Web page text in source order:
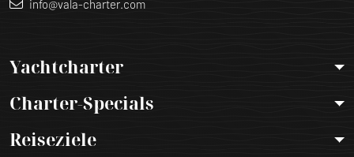
info@vala-charter.com
Yachtcharter
Charter-Specials
Reiseziele